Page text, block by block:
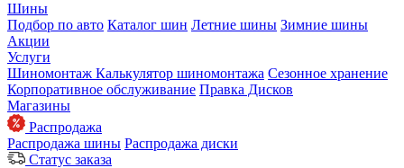
Шины
Подбор по авто Каталог шин Летние шины Зимние шины
Акции
Услуги
Шиномонтаж Калькулятор шиномонтажа Сезонное хранение
Корпоративное обслуживание Правка Дисков
Магазины
Распродажа
Распродажа шины Распродажа диски
Статус заказа